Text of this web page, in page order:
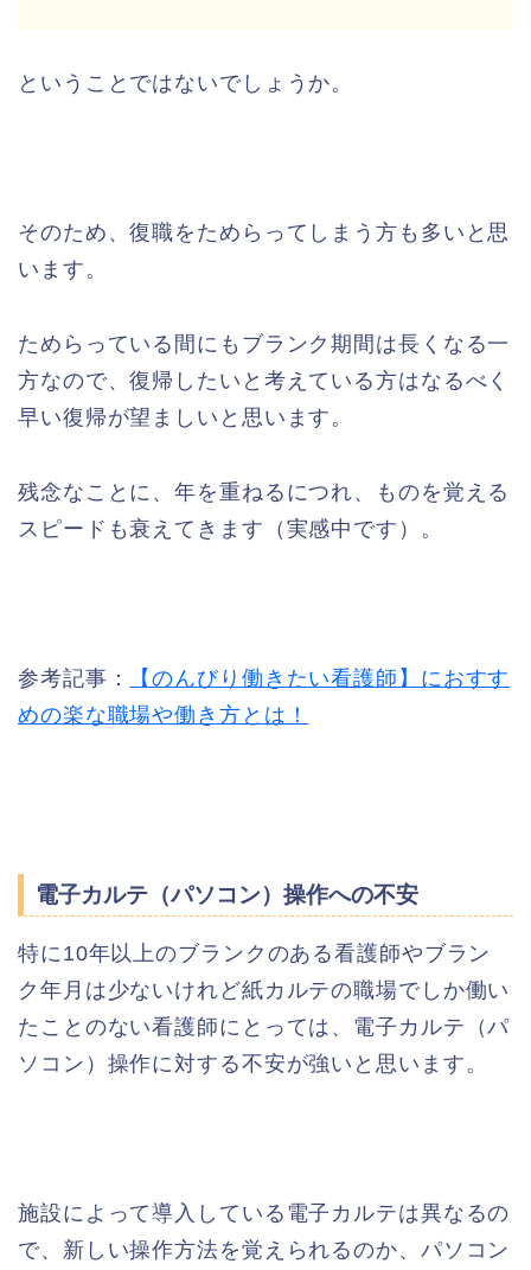
ということではないでしょうか。
そのため、復職をためらってしまう方も多いと思
います。
ためらっている間にもブランク期間は長くなる一
方なので、復帰したいと考えている方はなるべく
早い復帰が望ましいと思います。
残念なことに、年を重ねるにつれ、ものを覚える
スピードも衰えてきます（実感中です）。
参考記事：
【のんびり働きたい看護師】におすす
めの楽な職場や働き方とは！
電子カルテ（パソコン）操作への不安
特に10年以上のブランクのある看護師やブラン
ク年月は少ないけれど紙カルテの職場でしか働い
たことのない看護師にとっては、電子カルテ（パ
ソコン）操作に対する不安が強いと思います。
施設によって導入している電子カルテは異なるの
で、新しい操作方法を覚えられるのか、パソコン